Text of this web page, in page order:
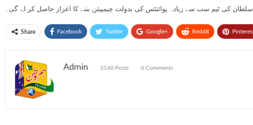
کی ٹیم سب سے زیادہ پوائنٹس کی بدولت چیمپیئن بننے کا اعزاز حاصل کر لے گی۔
Share Facebook Twitter Google+ ReddIt
Admin 3140 Posts 0 Comments